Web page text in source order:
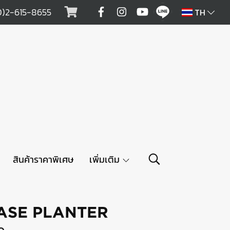
615-8655 TH
สินค้าราคาพิเศษ เพิ่มเติม
PLANTER